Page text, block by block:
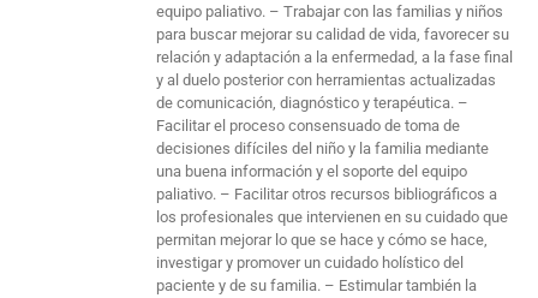
equipo paliativo. – Trabajar con las familias y niños
para buscar mejorar su calidad de vida, favorecer su
relación y adaptación a la enfermedad, a la fase final
y al duelo posterior con herramientas actualizadas
de comunicación, diagnóstico y terapéutica. –
Facilitar el proceso consensuado de toma de
decisiones difíciles del niño y la familia mediante
una buena información y el soporte del equipo
paliativo. – Facilitar otros recursos bibliográficos a
los profesionales que intervienen en su cuidado que
permitan mejorar lo que se hace y cómo se hace,
investigar y promover un cuidado holístico del
paciente y de su familia. – Estimular también la